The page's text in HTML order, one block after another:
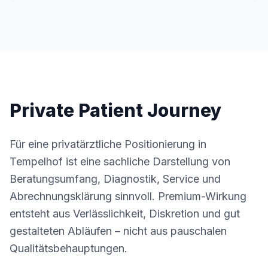
Private Patient Journey
Für eine privatärztliche Positionierung in
Tempelhof ist eine sachliche Darstellung von
Beratungsumfang, Diagnostik, Service und
Abrechnungsklärung sinnvoll. Premium-Wirkung
entsteht aus Verlässlichkeit, Diskretion und gut
gestalteten Abläufen – nicht aus pauschalen
Qualitätsbehauptungen.